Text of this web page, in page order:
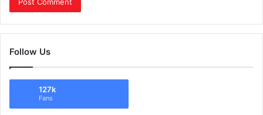
Follow Us
127k
Fans